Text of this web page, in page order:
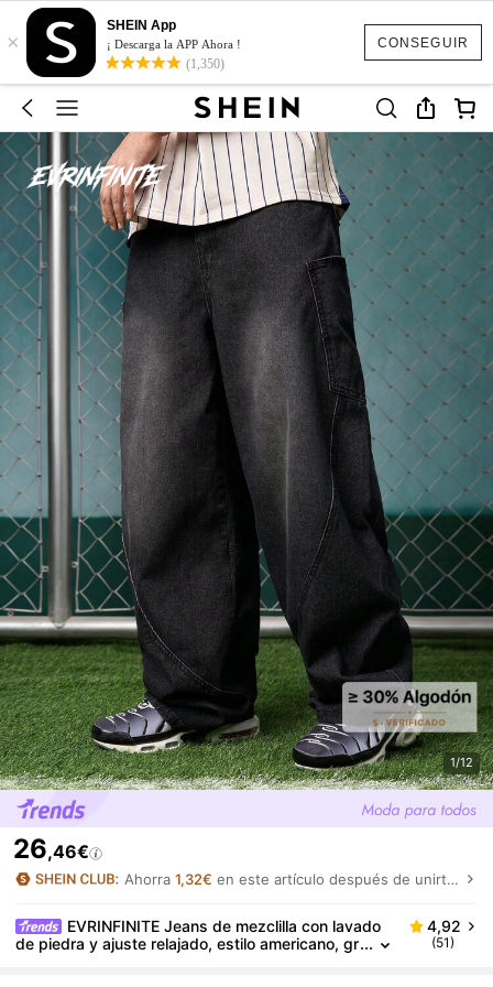
CONSEGUIR
×
SHEIN App
¡ Descarga la APP Ahora !
(1,350)
1/12
26,46€
Ahorra 1,32€ en este artículo después de unirte.
EVRINFINITE Jeans de mezclilla con lavado
de piedra y ajuste relajado, estilo americano, gr
4,92
(51)